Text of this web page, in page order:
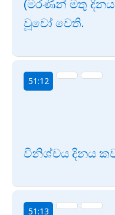
(මරණින් මතු
වූවෝ වෙති.
51:12
විනිශ්චය දිනය
51:13